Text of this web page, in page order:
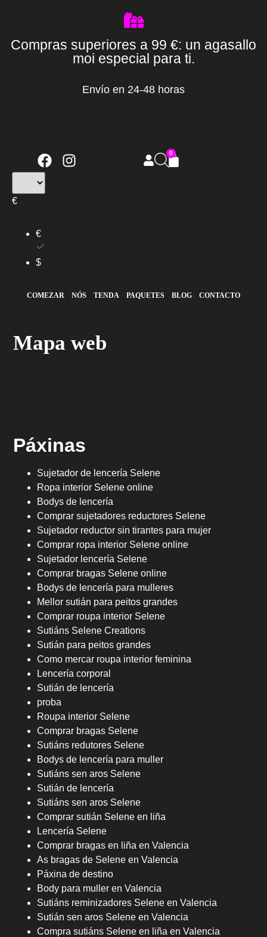
Compras superiores a 99 €: un agasallo
moi especial para ti.
Envío en 24-48 horas
0
€
€
$
COMEZAR NÓS TENDA PAQUETES BLOG CONTACTO
Mapa web
Páxinas
Sujetador de lencería Selene
Ropa interior Selene online
Bodys de lencería
Comprar sujetadores reductores Selene
Sujetador reductor sin tirantes para mujer
Comprar ropa interior Selene online
Sujetador lencería Selene
Comprar bragas Selene online
Bodys de lencería para mulleres
Mellor sutián para peitos grandes
Comprar roupa interior Selene
Sutiáns Selene Creations
Sutián para peitos grandes
Como mercar roupa interior feminina
Lencería corporal
Sutián de lencería
proba
Roupa interior Selene
Comprar bragas Selene
Sutiáns redutores Selene
Bodys de lencería para muller
Sutiáns sen aros Selene
Sutián de lencería
Sutiáns sen aros Selene
Comprar sutián Selene en liña
Lencería Selene
Comprar bragas en liña en Valencia
As bragas de Selene en Valencia
Páxina de destino
Body para muller en Valencia
Sutiáns reminizadores Selene en Valencia
Sutián sen aros Selene en Valencia
Compra sutiáns Selene en liña en Valencia